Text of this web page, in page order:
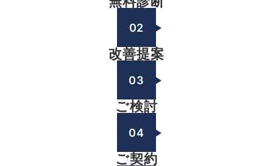
02
改善提案
03
ご検討
04
ご契約